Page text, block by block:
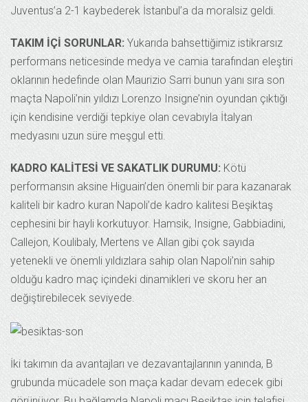
Juventus’a 2-1 kaybederek İstanbul’a da moralsiz geldi.
TAKIM İÇİ SORUNLAR: Yukarıda bahsettiğimiz istikrarsız
performans neticesinde medya ve camia tarafından eleştiri
oklarının hedefinde olan Maurizio Sarri bunun yanı sıra son
maçta Napoli’nin yıldızı Lorenzo Insigne’nin oyundan çıktığı
için kendisine verdiği tepkiye olan cevabıyla İtalyan
medyasını uzun süre meşgul etti.
KADRO KALİTESİ VE SAKATLIK DURUMU: Kötü
performansın aksine Higuain’den önemli bir para kazanarak
kaliteli bir kadro kuran Napoli’de kadro kalitesi Beşiktaş
cephesini bir hayli korkutuyor. Hamsik, Insigne, Gabbiadini,
Callejon, Koulibaly, Mertens ve Allan gibi çok sayıda
yetenekli ve önemli yıldızlara sahip olan Napoli’nin sahip
olduğu kadro maç içindeki dinamikleri ve skoru her an
değiştirebilecek seviyede.
İki takımın da avantajları ve dezavantajlarının yanında, B
grubunda mücadele son maça kadar devam edecek gibi